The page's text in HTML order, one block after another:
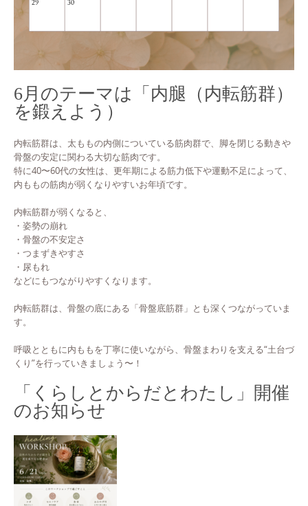
6月のテーマは「内腿（内転筋群）
を鍛えよう）
内転筋群は、太ももの内側についている筋肉群で、脚を閉じる動きや
骨盤の安定に関わる大切な筋肉です。
特に40〜60代の女性は、更年期による筋力低下や運動不足によって、
内ももの筋肉が弱くなりやすいお年頃です。
内転筋群が弱くなると、
・姿勢の崩れ
・骨盤の不安定さ
・つまずきやすさ
・尿もれ
などにもつながりやすくなります。
内転筋群は、骨盤の底にある「骨盤底筋群」とも深くつながっていま
す。
呼吸とともに内ももを丁寧に使いながら、骨盤まわりを支える“土台づ
くり”を行っていきましょう〜！
「くらしとからだとわたし」開催
のお知らせ